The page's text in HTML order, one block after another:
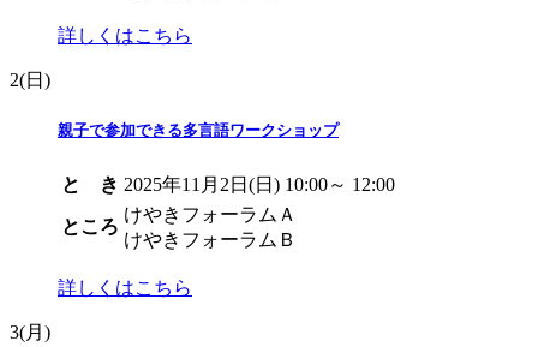
詳しくはこちら
2(日)
親子で参加できる多言語ワークショップ
と き 2025年11月2日(日) 10:00～ 12:00
ところ
けやきフォーラムＡ
けやきフォーラムＢ
詳しくはこちら
3(月)